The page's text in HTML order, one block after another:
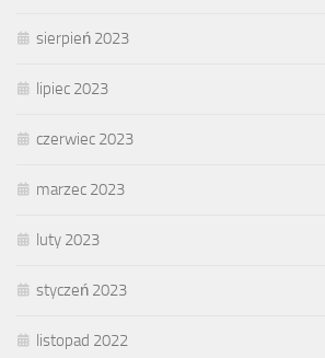
sierpień 2023
lipiec 2023
czerwiec 2023
marzec 2023
luty 2023
styczeń 2023
listopad 2022